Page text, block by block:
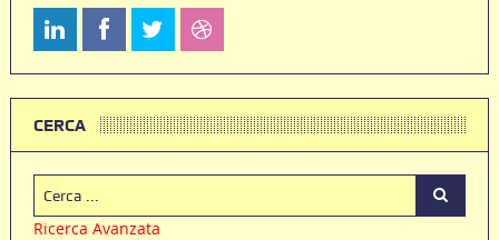
CERCA
Ricerca Avanzata